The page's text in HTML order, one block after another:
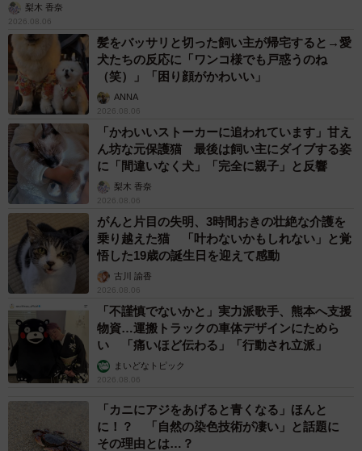
梨木 香奈
2026.08.06
髪をバッサリと切った飼い主が帰宅すると→愛
犬たちの反応に「ワンコ様でも戸惑うのね
（笑）」「困り顔がかわいい」
ANNA
2026.08.06
「かわいいストーカーに追われています」甘え
ん坊な元保護猫 最後は飼い主にダイブする姿
に「間違いなく犬」「完全に親子」と反響
梨木 香奈
2026.08.06
がんと片目の失明、3時間おきの壮絶な介護を
乗り越えた猫 「叶わないかもしれない」と覚
悟した19歳の誕生日を迎えて感動
古川 諭香
2026.08.06
「不謹慎でないかと」実力派歌手、熊本へ支援
物資…運搬トラックの車体デザインにためら
い 「痛いほど伝わる」「行動され立派」
まいどなトピック
2026.08.06
「カニにアジをあげると青くなる」ほんと
に！？ 「自然の染色技術が凄い」と話題に
その理由とは…？